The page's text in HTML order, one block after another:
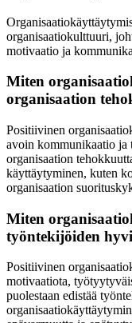
organisaatiokulttuuri,
motivaatio ja
Miten
organisaation
Positiivinen
avoin kommunikaatio ja
organisaation
käyttäytyminen, kuten
organisaation
Miten
työntekijöiden
Positiivinen
motivaatiota,
puolestaan edistää